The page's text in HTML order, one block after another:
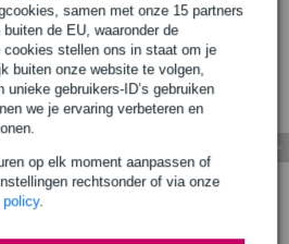
samen met onze 15 partners
de EU, waaronder de
cookies stellen ons in staat om je
buiten onze website te volgen,
unieke gebruikers-ID’s gebruiken
we je ervaring verbeteren en
op elk moment aanpassen of
rechtsonder of via onze
.